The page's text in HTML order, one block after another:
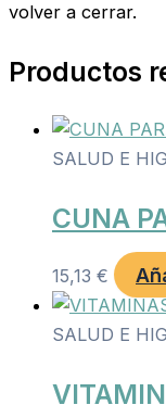
volver a cerrar.
Productos
SALUD E
CUNA
15,13 €
SALUD E